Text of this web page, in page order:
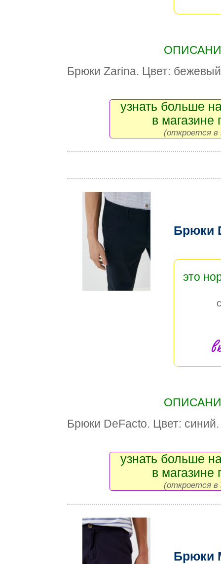
Брюки Zarina. Цвет:
узнать больше
в магазине
(откроется в
Брюки
это
Брюки DeFacto. Цвет:
узнать больше
в магазине
(откроется в
Брюки